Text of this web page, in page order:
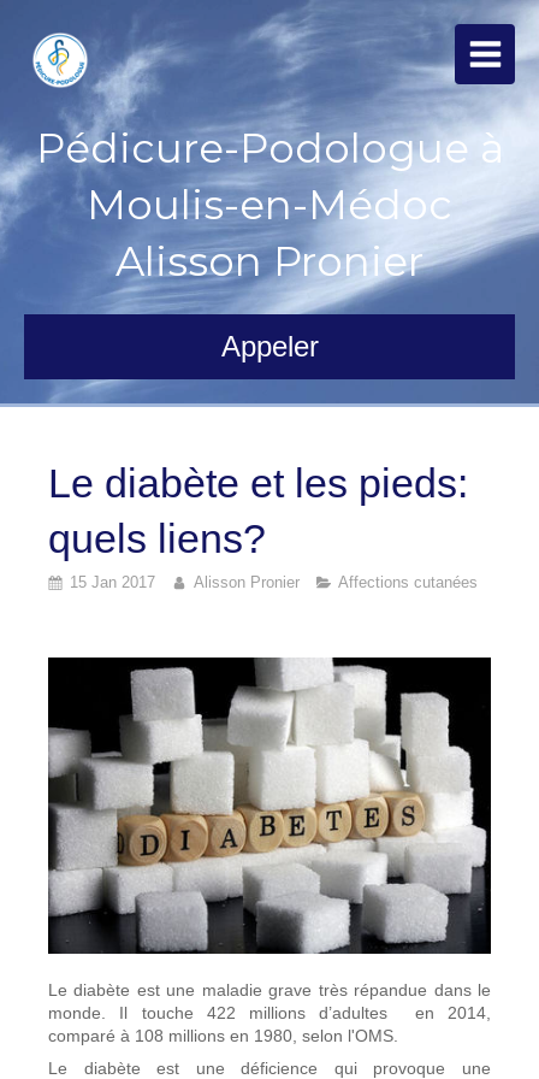
Pédicure-Podologue à
Moulis-en-Médoc
Alisson Pronier
Appeler
Le diabète et les pieds:
quels liens?
15 Jan 2017 Alisson Pronier Affections cutanées
Le diabète est une maladie grave très répandue dans le
monde. Il touche 422 millions d’adultes en 2014,
comparé à 108 millions en 1980, selon l'OMS.
Le diabète est une déficience qui provoque une